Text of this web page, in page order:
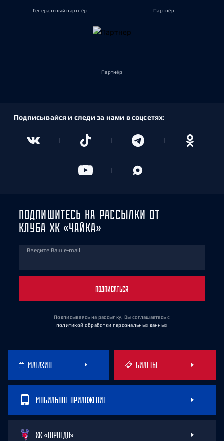
Генеральный партнёр Партнёр
Партнёр
Подписывайся и следи за нами в соцсетях:
ПОДПИШИТЕСЬ НА РАССЫЛКИ ОТ
КЛУБА ХК «ЧАЙКА»
Введите Ваш e-mail
ПОДПИСАТЬСЯ
Подписываясь на рассылку, Вы соглашаетесь с
политикой обработки персональных данных
МАГАЗИН БИЛЕТЫ
МОБИЛЬНОЕ ПРИЛОЖЕНИЕ
ХК «ТОРПЕДО»